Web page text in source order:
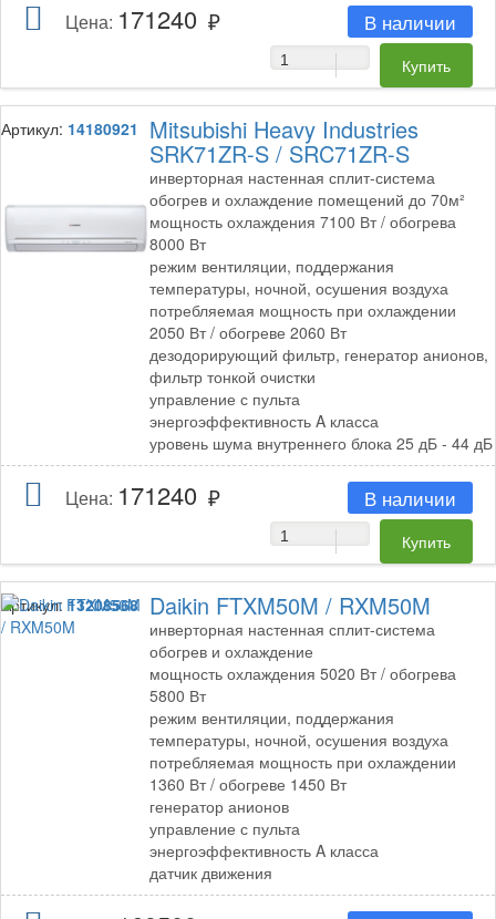
Цена: 171240 В наличии
Артикул: 14180921 Mitsubishi Heavy Industries
SRK71ZR-S / SRC71ZR-S
инверторная настенная сплит-система
обогрев и охлаждение помещений до 70м²
мощность охлаждения 7100 Вт / обогрева
8000 Вт
режим вентиляции, поддержания
температуры, ночной, осушения воздуха
потребляемая мощность при охлаждении
2050 Вт / обогреве 2060 Вт
дезодорирующий фильтр, генератор анионов,
фильтр тонкой очистки
управление с пульта
энергоэффективность A класса
уровень шума внутреннего блока 25 дБ - 44 дБ
Цена: 171240 В наличии
Артикул: 13208568 Daikin FTXM50M / RXM50M
инверторная настенная сплит-система
обогрев и охлаждение
мощность охлаждения 5020 Вт / обогрева
5800 Вт
режим вентиляции, поддержания
температуры, ночной, осушения воздуха
потребляемая мощность при охлаждении
1360 Вт / обогреве 1450 Вт
генератор анионов
управление с пульта
энергоэффективность A класса
датчик движения